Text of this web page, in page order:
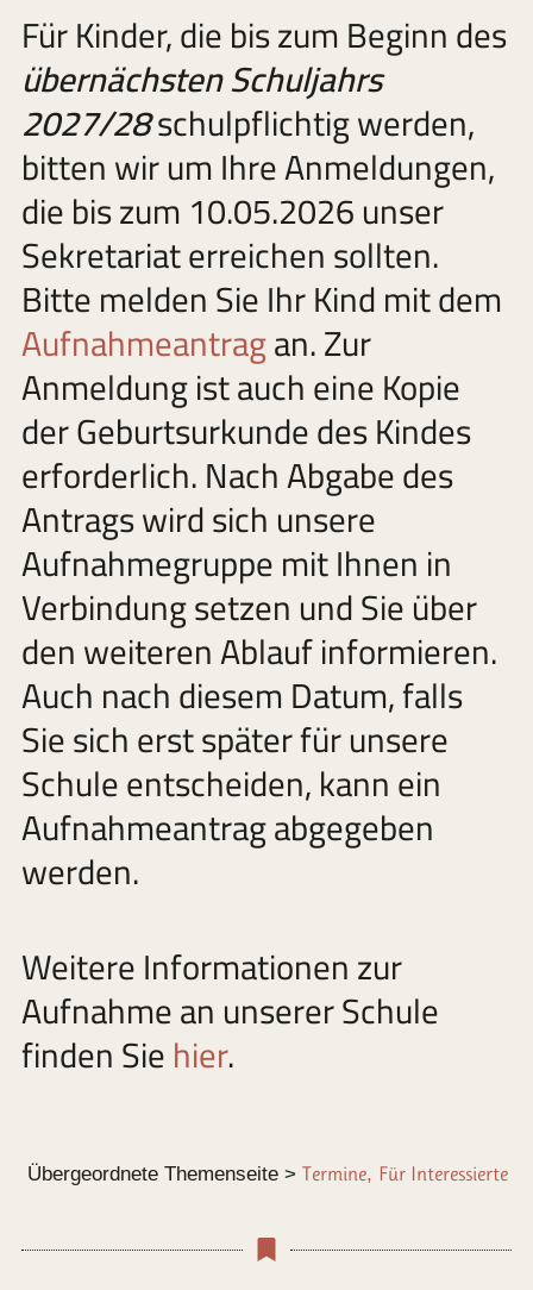
Für Kinder, die bis zum Beginn des
übernächsten Schuljahrs
2027/28schulpflichtig werden,
bitten wir um Ihre Anmeldungen,
die bis zum 10.05.2026 unser
Sekretariat erreichen sollten.
Bitte melden Sie Ihr Kind mit dem
Aufnahmeantragan. Zur
Anmeldung ist auch eine Kopie
der Geburtsurkunde des Kindes
erforderlich. Nach Abgabe des
Antrags wird sich unsere
Aufnahmegruppe mit Ihnen in
Verbindung setzen und Sie über
den weiteren Ablauf informieren.
Auch nach diesem Datum, falls
Sie sich erst später für unsere
Schule entscheiden, kann ein
Aufnahmeantrag abgegeben
werden.
Weitere Informationen zur
Aufnahme an unserer Schule
finden Siehier.
Übergeordnete Themenseite > Termine, Für Interessierte